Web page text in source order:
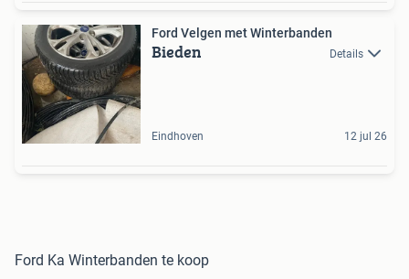
Ford Velgen met Winterbanden
Bieden Details
Eindhoven 12 jul 26
Ford Ka Winterbanden te koop